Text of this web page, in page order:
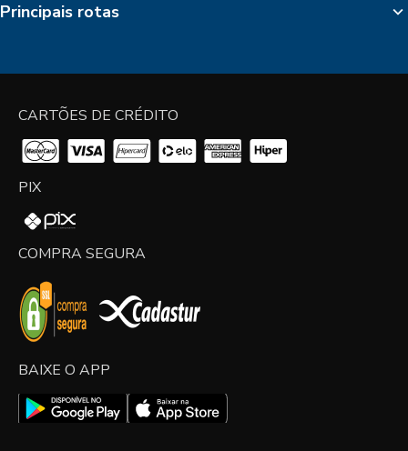
Principais rotas
CARTÕES DE CRÉDITO
PIX
COMPRA SEGURA
BAIXE O APP